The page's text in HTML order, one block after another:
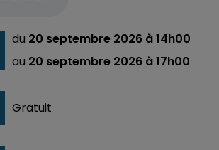
du 20 septembre 2026 à 14h00
au 20 septembre 2026 à 17h00
Gratuit